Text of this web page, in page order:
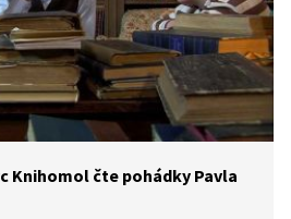
Knihomol čte pohádky Pavla